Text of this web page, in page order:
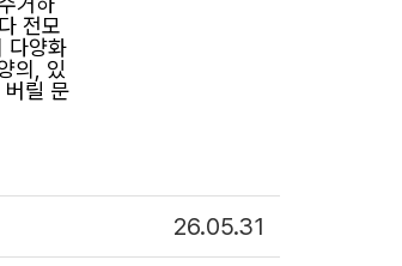
전모
다양화
의, 있
릴 문
26.05.31